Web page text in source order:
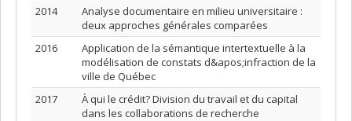
2014
Analyse documentaire en milieu universitaire :
deux approches générales comparées
2016
Application de la sémantique intertextuelle à la
modélisation de constats d&apos;infraction de la
ville de Québec
2017
À qui le crédit? Division du travail et du capital
dans les collaborations de recherche